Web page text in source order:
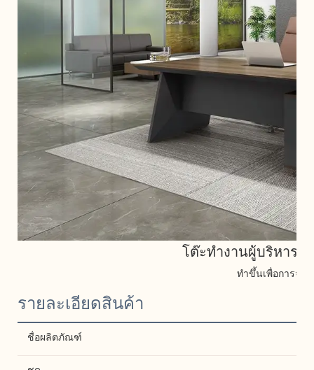
โต๊ะทำงานผู้บริหาร
ทำขึ้นเพื่อการจัด
รายละเอียดสินค้า
ชื่อผลิตภัณฑ์